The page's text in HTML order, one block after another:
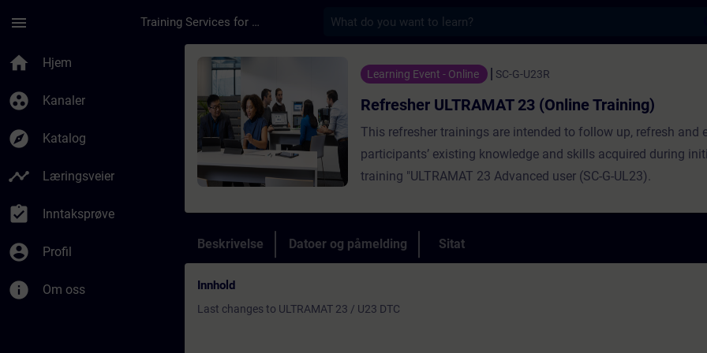
menu Training Services for Digital Industries
home Hjem
group_work Kanaler
explore Katalog
timeline Læringsveier
assignment_turned_in Inntaksprøve
account_circle Profil
info Om oss
Kurs - Refresher ULTRAMAT 23 (Online Training) - Opplæring
Learning Event - Online SC-G-U23R
Refresher ULTRAMAT 23 (Online Training)
This refresher trainings are intended to follow up, refresh and
participants’ existing knowledge and skills acquired during
training "ULTRAMAT 23 Advanced user (SC-G-UL23).
Beskrivelse Datoer og påmelding Sitat
Innhold
Last changes to ULTRAMAT 23 / U23 DTC